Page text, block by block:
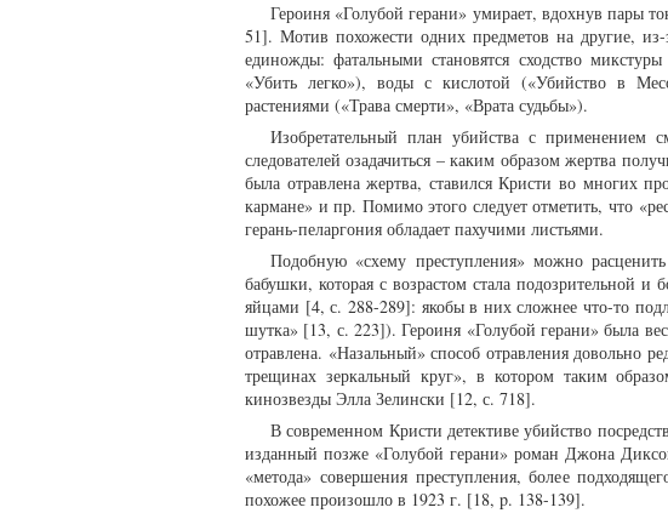
Героиня «Голубой герани» умирает, вдохнув пары
51]. Мотив похожести одних предметов на другие, из-
единожды: фатальными становятся сходство
«Убить легко»), воды с кислотой («Убийство в
растениями («Трава смерти», «Врата судьбы»).
Изобретательный план убийства с применением
следователей озадачиться – каким образом жертва
была отравлена жертва, ставился Кристи во многих
кармане» и пр. Помимо этого следует отметить, что
герань-пеларгония обладает пахучими листьями.
Подобную «схему преступления» можно
бабушки, которая с возрастом стала подозрительной и
яйцами [4, с. 288-289]: якобы в них сложнее что-то
шутка» [13, с. 223]). Героиня «Голубой герани» была
отравлена. «Назальный» способ отравления довольно
трещинах зеркальный круг», в котором таким
кинозвезды Элла Зелински [12, с. 718].
В современном Кристи детективе убийство
изданный позже «Голубой герани» роман Джона
«метода» совершения преступления, более
похожее произошло в 1923 г. [18, p. 138-139].